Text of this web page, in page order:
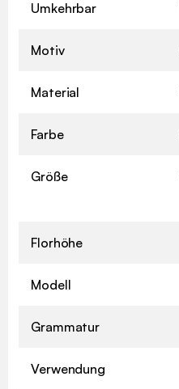
Umkehrbar
Motiv
Material
Farbe
Größe
Florhöhe
Modell
Grammatur
Verwendung